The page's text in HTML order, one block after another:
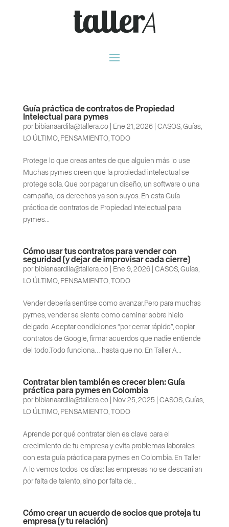
Guía práctica de contratos de Propiedad
Intelectual para pymes
por bibianaardila@tallera.co| Ene 21, 2026| CASOS, Guías,
LO ÚLTIMO, PENSAMIENTO, TODO
Protege lo que creas antes de que alguien más lo use
Muchas pymes creen que la propiedad intelectual se
protege sola. Que por pagar un diseño, un software o una
campaña, los derechos ya son suyos. En esta Guía
práctica de contratos de Propiedad Intelectual para
pymes...
Cómo usar tus contratos para vender con
seguridad (y dejar de improvisar cada cierre)
por bibianaardila@tallera.co| Ene 9, 2026| CASOS, Guías,
LO ÚLTIMO, PENSAMIENTO, TODO
Vender debería sentirse como avanzar.Pero para muchas
pymes, vender se siente como caminar sobre hielo
delgado. Aceptar condiciones “por cerrar rápido”, copiar
contratos de Google, firmar acuerdos que nadie entiende
del todo.Todo funciona… hasta que no. En Taller A...
Contratar bien también es crecer bien: Guía
práctica para pymes en Colombia
por bibianaardila@tallera.co| Nov 25, 2025 CASOS, Guías,
LO ÚLTIMO, PENSAMIENTO, TODO
Aprende por qué contratar bien es clave para el
crecimiento de tu empresa y evita problemas laborales
con esta guía práctica para pymes en Colombia. En Taller
A lo vemos todos los días: las empresas no se descarrilan
por falta de talento, sino por falta de...
Cómo crear un acuerdo de socios que proteja tu
empresa (y tu relación)